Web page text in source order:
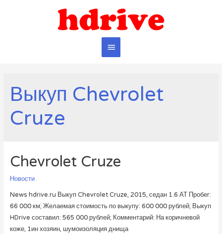
Главное
Выкуп Chevrolet
Cruze
Chevrolet Cruze
Новости
News hdrive.ru Выкуп Chevrolet Cruze, 2015, седан 1.6 АТ Пробег:
66 000 км; Желаемая стоимость по выкупу: 600 000 рублей; Выкуп
HDrive составил: 565 000 рублей; Комментарий: На коричневой
коже, 1ин хозяин, шумоизоляция днища